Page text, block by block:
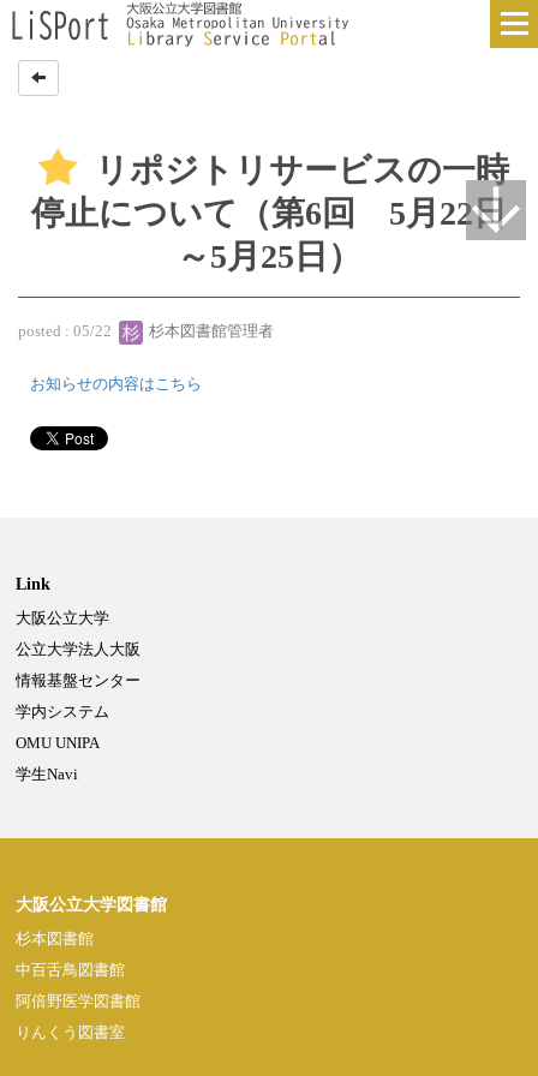
リポジトリサービスの一時
停止について（第6回 5月22日
～5月25日）
posted : 05/22 杉本図書館管理者
お知らせの内容はこちら
Link
大阪公立大学
公立大学法人大阪
情報基盤センター
学内システム
OMU UNIPA
学生Navi
大阪公立大学図書館
杉本図書館
中百舌鳥図書館
阿倍野医学図書館
りんくう図書室